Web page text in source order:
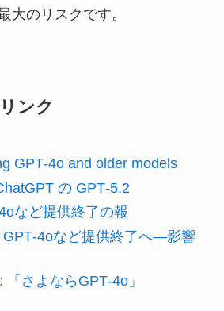
大のリスクです。
ンク
GPT‑4o and older models
の GPT‑5.2
など提供終了の報
など提供終了へ—影響
さよならGPT‑4o」